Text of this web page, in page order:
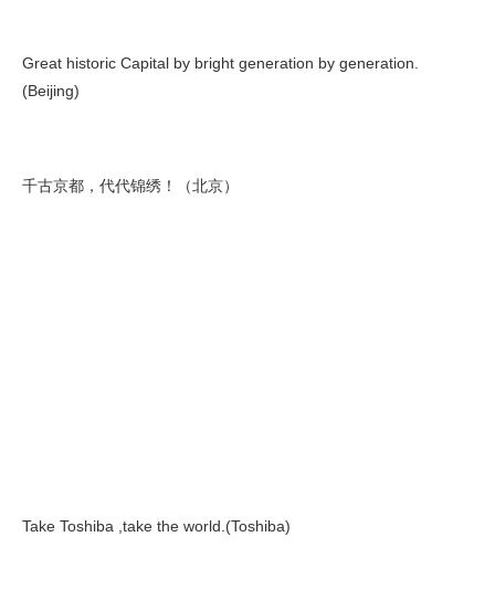
Great historic Capital by bright generation by generation.
(Beijing)
千古京都，代代锦绣！（北京）
Take Toshiba ,take the world.(Toshiba)